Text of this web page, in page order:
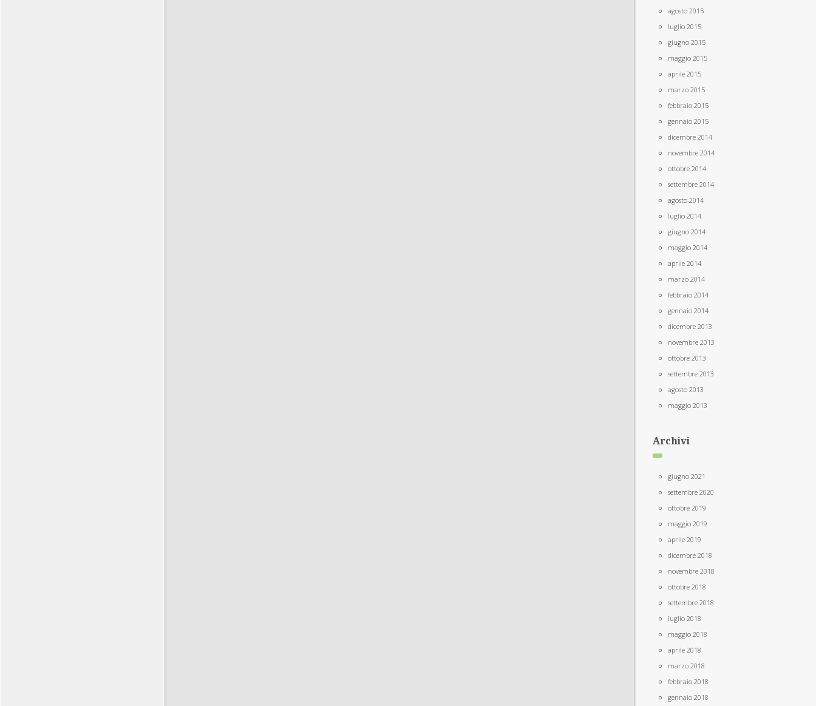
agosto 2015
luglio 2015
giugno 2015
maggio 2015
aprile 2015
marzo 2015
febbraio 2015
gennaio 2015
dicembre 2014
novembre 2014
ottobre 2014
settembre 2014
agosto 2014
luglio 2014
giugno 2014
maggio 2014
aprile 2014
marzo 2014
febbraio 2014
gennaio 2014
dicembre 2013
novembre 2013
ottobre 2013
settembre 2013
agosto 2013
maggio 2013
Archivi
giugno 2021
settembre 2020
ottobre 2019
maggio 2019
aprile 2019
dicembre 2018
novembre 2018
ottobre 2018
settembre 2018
luglio 2018
maggio 2018
aprile 2018
marzo 2018
febbraio 2018
gennaio 2018